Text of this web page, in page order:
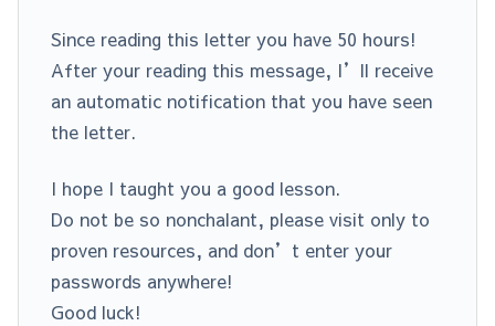
Since reading this letter you have 50 hours!
After your reading this message, I’ll receive
an automatic notification that you have seen
the letter.
I hope I taught you a good lesson.
Do not be so nonchalant, please visit only to
proven resources, and don’t enter your
passwords anywhere!
Good luck!